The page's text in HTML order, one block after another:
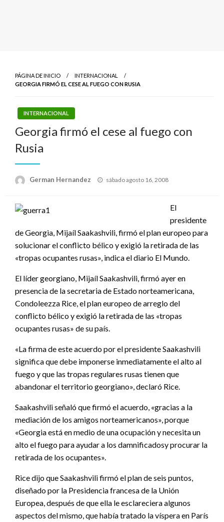
PÁGINA DE INICIO
INTERNACIONAL
GEORGIA FIRMÓ EL CESE AL FUEGO CON RUSIA
INTERNACIONAL
Georgia firmó el cese al fuego con
Rusia
German Hernandez
Publicado
sábado agosto 16, 2008
El
presidente
de Georgia, Mijaíl Saakashvili, firmó el plan europeo para
solucionar el conflicto bélico y exigió la retirada de las
«tropas ocupantes rusas», indica el diario El Mundo.
El líder georgiano, Mijaíl Saakashvili, firmó ayer en
presencia de la secretaria de Estado norteamericana,
Condoleezza Rice, el plan europeo de arreglo del
conflicto bélico y exigió la retirada de las «tropas
ocupantes rusas» de su país.
«La firma de este acuerdo por el presidente Saakashvili
significa que debe imponerse inmediatamente el alto al
fuego y que las tropas regulares rusas tienen que
abandonar el territorio georgiano», declaró Rice.
Saakashvili señaló que firmó el acuerdo, «gracias a la
mediación de los amigos norteamericanos», porque
«Georgia está en medio de una ocupación y necesita un
alto el fuego para ayudar a los damnificadosy procurar la
retirada de los ocupantes».
Rice dijo que Saakashvili firmó el plan de seis puntos,
diseñado por la Presidencia francesa de la Unión
Europea, después de que ella le esclareciera algunos
aspectos del mismo, que había tratado la víspera en París